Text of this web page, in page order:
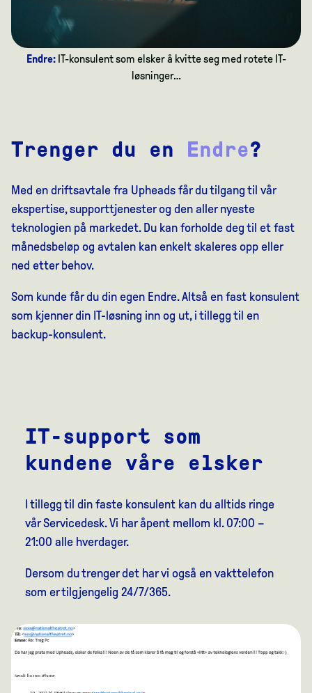
Trenger du en Endre?
Med en driftsavtale fra Upheads får du tilgang til vår
ekspertise, supporttjenester og den aller nyeste
teknologien på markedet. Du kan forholde deg til et fast
månedsbeløp og avtalen kan enkelt skaleres opp eller
ned etter behov.
Som kunde får du din egen Endre. Altså en fast konsulent
som kjenner din IT-løsning inn og ut, i tillegg til en
backup-konsulent.
Endre:IT-konsulent som elsker å kvitte seg med rotete IT-
løsninger…
IT-support som
kundene våre elsker
I tillegg til din faste konsulent kan du alltids ringe
vår Servicedesk. Vi har åpent mellom kl. 07:00 –
21:00 alle hverdager.
Dersom du trenger det har vi også en vakttelefon
som er tilgjengelig 24/7/365.